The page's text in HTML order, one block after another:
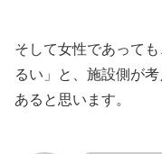
そして女性であって
るい」と、施設側が
あると思います。